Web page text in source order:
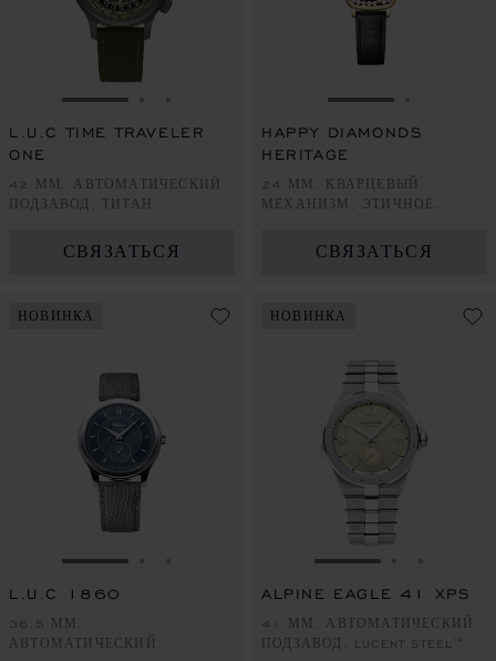
ПЕРЕЙТИ К СЛАЙДУ 1
ПЕРЕЙТИ К СЛАЙДУ 2
ПЕРЕЙТИ К СЛАЙДУ 3
L.U.C TIME TRAVELER
ONE
42 ММ, АВТОМАТИЧЕСКИЙ
ПОДЗАВОД, ТИТАН
СВЯЗАТЬСЯ
ПЕРЕЙТИ К
HAPPY DIAMONDS
HERITAGE
24 ММ, КВАРЦЕВЫЙ
МЕХАНИЗМ, ЭТИЧНОЕ
БРИЛЛИАНТЫСВЯЗАТЬСЯ
НОВИНКА
ПЕРЕЙТИ К СЛАЙДУ 1
ПЕРЕЙТИ К СЛАЙДУ 2
ПЕРЕЙТИ К СЛАЙДУ 3
L.U.C 1860
36,5 ММ,
АВТОМАТИЧЕСКИЙ
НОВИНКА
ПЕРЕЙТИ К
ALPINE EAGLE 41 XPS
41 ММ, АВТОМАТИЧЕСКИЙ
ПОДЗАВОД, LUCENT STEEL™